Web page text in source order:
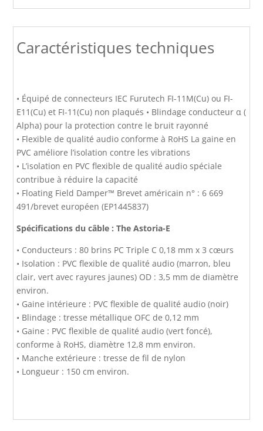
Caractéristiques techniques
• Équipé de connecteurs IEC Furutech FI-11M(Cu) ou FI-
E11(Cu) et FI-11(Cu) non plaqués • Blindage conducteur α (
Alpha) pour la protection contre le bruit rayonné
• Flexible de qualité audio conforme à RoHS La gaine en
PVC améliore l’isolation contre les vibrations
• L’isolation en PVC flexible de qualité audio spéciale
contribue à réduire la capacité
• Floating Field Damper™ Brevet américain n° : 6 669
491/brevet européen (EP1445837)
Spécifications du câble : The Astoria-E
• Conducteurs : 80 brins PC Triple C 0,18 mm x 3 cœurs
• Isolation : PVC flexible de qualité audio (marron, bleu
clair, vert avec rayures jaunes) OD : 3,5 mm de diamètre
environ.
• Gaine intérieure : PVC flexible de qualité audio (noir)
• Blindage : tresse métallique OFC de 0,12 mm
• Gaine : PVC flexible de qualité audio (vert foncé),
conforme à RoHS, diamètre 12,8 mm environ.
• Manche extérieure : tresse de fil de nylon
• Longueur : 150 cm environ.